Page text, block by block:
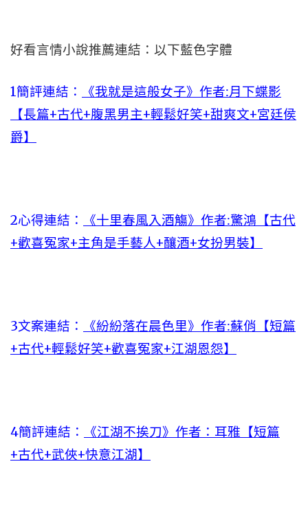
好看言情小說推薦連結：以下藍色字體
1簡評連結：
《我就是這般女子》作者:月下蝶影
【長篇+古代+腹黑男主+輕鬆好笑+甜爽文+宮廷侯
爵】
2心得連結：
《十里春風入酒觴》作者:驚鴻【古代
+歡喜冤家+主角是手藝人+釀酒+女扮男裝】
3文案連結：
《紛紛落在晨色里》作者:蘇俏【短篇
+古代+輕鬆好笑+歡喜冤家+江湖恩怨】
4簡評連結：
《江湖不挨刀》作者：耳雅【短篇
+古代+武俠+快意江湖】